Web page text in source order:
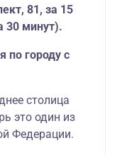
81, за 15
30 минут).
по городу с
столица
это один из
Федерации.